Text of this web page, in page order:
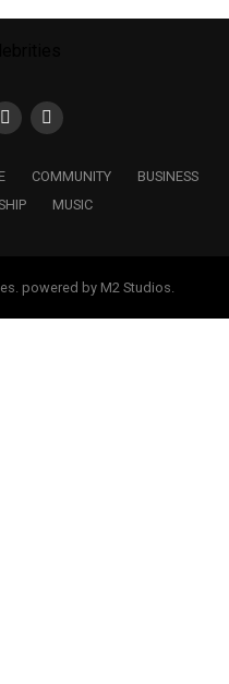
COMMUNITY
BUSINESS
MUSIC
powered by M2 Studios.